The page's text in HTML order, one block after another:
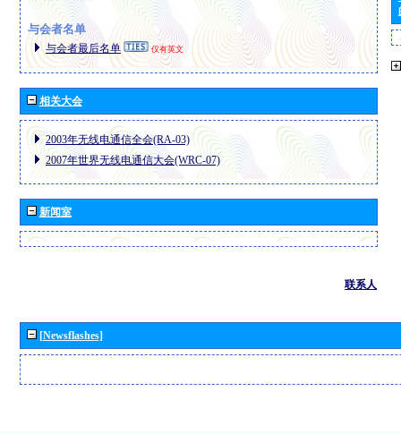
与会者名单
与会者最后名单 仅有英文
相关大会
2003年无线电通信全会(RA-03)
2007年世界无线电通信大会(WRC-07)
新闻室
联系人
[Newsflashes]